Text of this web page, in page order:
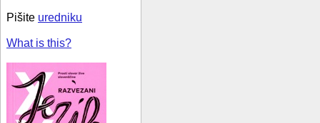
Pišite uredniku
What is this?